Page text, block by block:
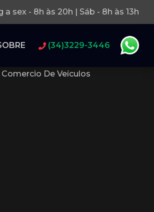
a sex - 8h às 20h | Sáb - 8h às 13h
(34)3229-3446
De Veículos